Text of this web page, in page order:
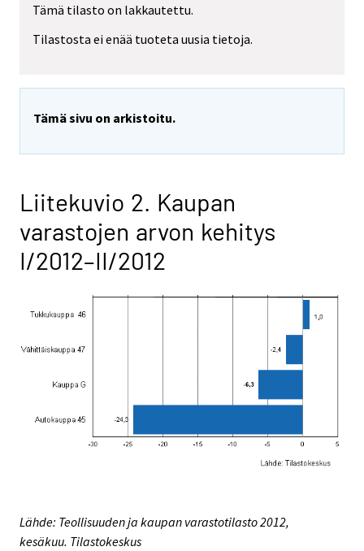
Tämä tilasto on lakkautettu.
Tilastosta ei enää tuoteta uusia tietoja.
Tämä sivu on arkistoitu.
Liitekuvio 2. Kaupan
varastojen arvon kehitys
I/2012–II/2012
Lähde: Teollisuuden ja kaupan varastotilasto 2012,
kesäkuu. Tilastokeskus